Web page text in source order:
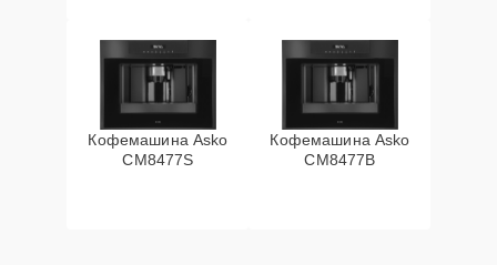
Кофемашина Asko
CM8477S
Кофемашина Asko
CM8477B